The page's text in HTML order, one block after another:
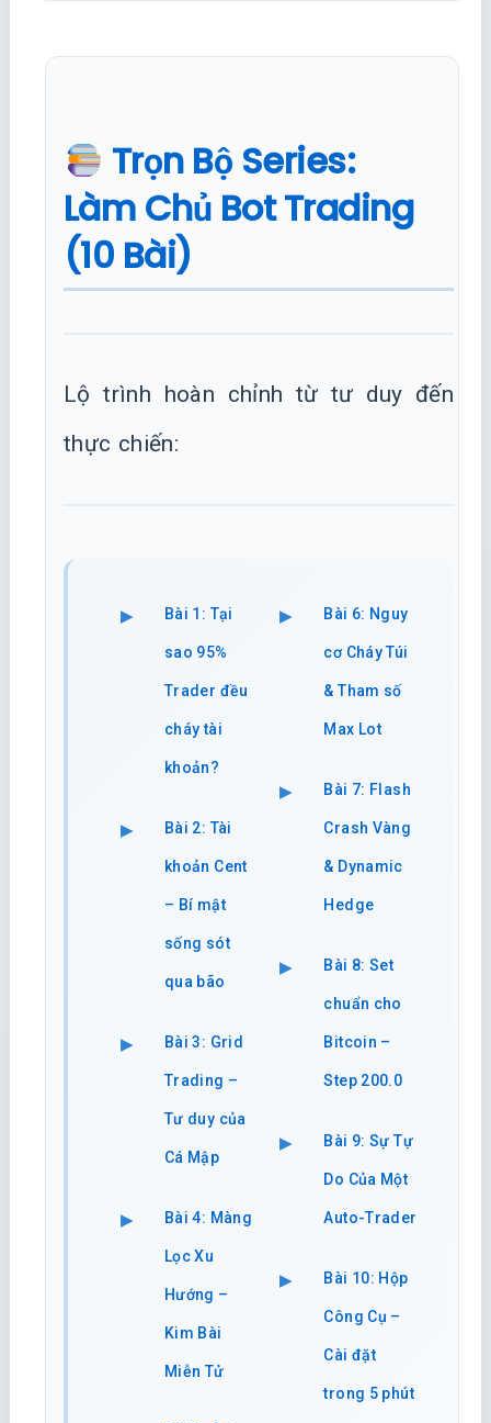
Trọn Bộ Series:
Làm Chủ Bot Trading
(10 Bài)
Lộ trình hoàn chỉnh từ tư duy đến
thực chiến:
Bài 1: Tại
sao 95%
Trader đều
cháy tài
khoản?
Bài 2: Tài
khoản Cent
– Bí mật
sống sót
qua bão
Bài 3: Grid
Trading –
Tư duy của
Cá Mập
Bài 4: Màng
Lọc Xu
Hướng –
Kim Bài
Miễn Tử
Bài 6: Nguy
cơ Cháy Túi
& Tham số
Max Lot
Bài 7: Flash
Crash Vàng
& Dynamic
Hedge
Bài 8: Set
chuẩn cho
Bitcoin –
Step 200.0
Bài 9: Sự Tự
Do Của Một
Auto-Trader
Bài 10: Hộp
Công Cụ –
Cài đặt
trong 5 phút